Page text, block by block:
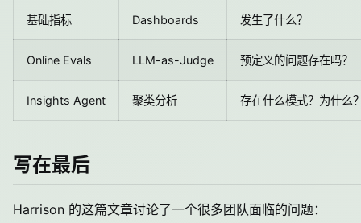
基础指标 Dashboards 发生了什么？
Online Evals LLM-as-Judge 预定义的问题存在吗？
Insights Agent 聚类分析 存在什么模式？为什么
写在最后
Harrison 的这篇文章讨论了一个很多团队面临的问题：